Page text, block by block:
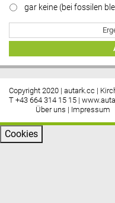
gar keine (bei fossilen
Copyright 2020 | autark.cc |
T +43 664 314 15 15 |
Über uns | Impressum
Cookies